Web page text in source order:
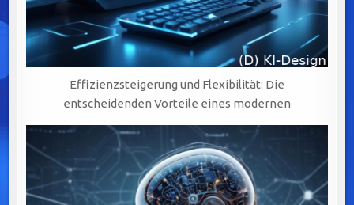
Effizienzsteigerung und Flexibilität: Die
entscheidenden Vorteile eines modernen